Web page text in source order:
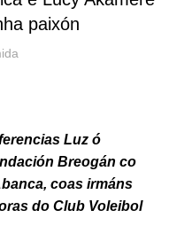
paixón
Luz ó
Breogán co
coas irmáns
do Club Voleibol